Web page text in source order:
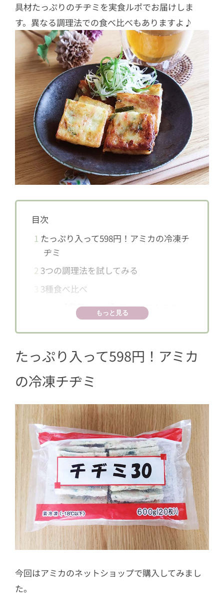
具材たっぷりのチヂミを実食ルポでお届けしま
す。異なる調理法での食べ比べもありますよ♪
目次
1 たっぷり入って598円！アミカの冷凍チ
ヂミ
2 3つの調理法を試してみる
3種食べ比べ
【電子レンジ】あっさりもちも
3.3 【フライパン】No.1のおいしさ！
4冷凍庫にストックしておきたい！
もっと見る
たっぷり入って598円！アミカ
の冷凍チヂミ
今回はアミカのネットショップで購入してみまし
た。